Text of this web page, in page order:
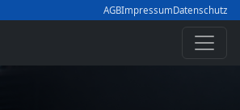
AGBImpressumDatenschutz